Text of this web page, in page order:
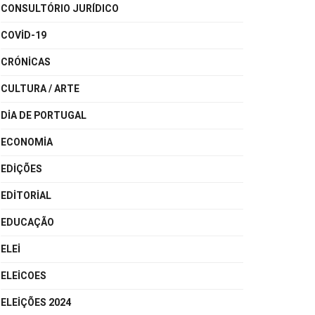
CONSULTÓRIO JURÍDICO
COVID-19
CRÓNICAS
CULTURA / ARTE
DIA DE PORTUGAL
ECONOMIA
EDIÇÕES
EDITORIAL
EDUCAÇÃO
ELEI
ELEICOES
ELEIÇÕES 2024